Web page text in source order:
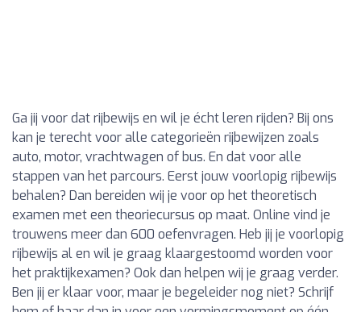
Ga jij voor dat rijbewijs en wil je écht leren rijden? Bij ons
kan je terecht voor alle categorieën rijbewijzen zoals
auto, motor, vrachtwagen of bus. En dat voor alle
stappen van het parcours. Eerst jouw voorlopig rijbewijs
behalen? Dan bereiden wij je voor op het theoretisch
examen met een theoriecursus op maat. Online vind je
trouwens meer dan 600 oefenvragen. Heb jij je voorlopig
rijbewijs al en wil je graag klaargestoomd worden voor
het praktijkexamen? Ook dan helpen wij je graag verder.
Ben jij er klaar voor, maar je begeleider nog niet? Schrijf